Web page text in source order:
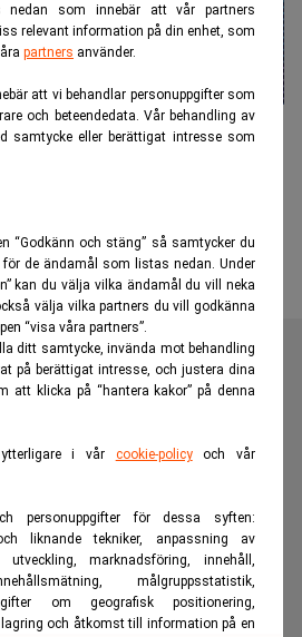
nedan som innebär att vår partners
relevant information på din enhet, som
partners använder.
att vi behandlar personuppgifter som
och beteendedata. Vår behandling av
samtycke eller berättigat intresse som
“Godkänn och stäng” så samtycker du
de ändamål som listas nedan. Under
kan du välja vilka ändamål du vill neka
välja vilka partners du vill godkänna
“visa våra partners”.
ditt samtycke, invända mot behandling
på berättigat intresse, och justera dina
att klicka på “hantera kakor” på denna
i vår cookie-policyoch vår
personuppgifter för dessa syften:
liknande tekniker, anpassning av
marknadsföring, innehåll,
målgruppsstatistik,
om geografisk positionering,
och åtkomst till information på en
pump-and-dump på
och kostnadsfri nyhetskanal för
finans- och